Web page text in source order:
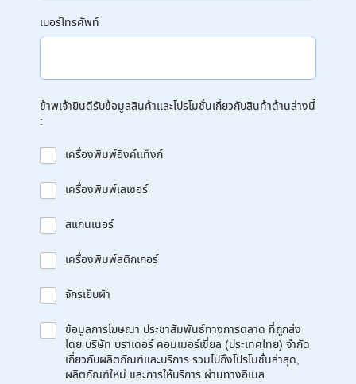
เบอร์โทรศัพท์
ข้าพเจ้ายินดีรับข้อมูลสินค้าและโปรโมชั่นเกี่ยวกับสินค้าด้านล่างนี้
:
เครื่องพิมพ์อิงค์แท็งก์
เครื่องพิมพ์เลเซอร์
สแกนเนอร์
เครื่องพิมพ์สติกเกอร์
จักรเย็บผ้า
ข้อมูลการโฆษณา ประชาสัมพันธ์ทางการตลาด ที่ถูกส่ง
โดย บริษัท บราเดอร์ คอมเมอร์เชี่ยล (ประเทศไทย) จำกัด
เกี่ยวกับผลิตภัณฑ์และบริการ รวมไปถึงโปรโมชั่นล่าสุด,
ผลิตภัณฑ์ใหม่ และการให้บริการ ผ่านทางอีเมล